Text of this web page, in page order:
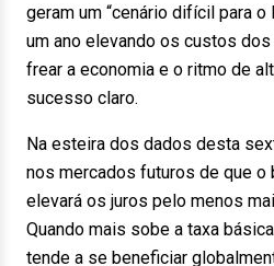
geram um “cenário difícil para o
um ano elevando os custos
frear a economia e o ritmo de
sucesso claro.
Na esteira dos dados desta
nos mercados futuros de que o
elevará os juros pelo menos
Quando mais sobe a taxa
tende a se beneficiar